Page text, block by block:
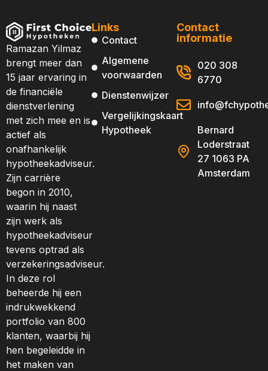
Ramazan Yilmaz
brengt meer dan
15 jaar ervaring in
de financiële
dienstverlening
met zich mee en is
actief als
onafhankelijk
hypotheekadviseur.
Zijn carrière
begon in 2010,
waarin hij naast
zijn werk als
hypotheekadviseur
tevens optrad als
verzekeringsadviseur.
In deze rol
beheerde hij een
indrukwekkend
portfolio van 800
klanten, waarbij hij
hen begeleidde in
het maken van
Links
Contact
Algemene
voorwaarden
Dienstenwijzer
Vergelijkingskaart
Hypotheek
Contact
informatie
020 308
6770
Bernard
Loderstraat
27 1063 PA
Amsterdam